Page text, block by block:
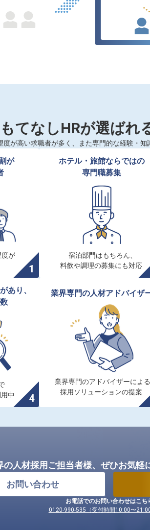
てなしHRが選ばれ
が高い求職者が多く、また専門的な経験・知
が
が
ホテル・旅館ならではの
専門職募集
宿泊部門はもちろん、
料飲や調理の募集にも対応
あり、
中
業界専門の人材アドバイザ
業界専門のアドバイザーによる
採用ソリューションの提案
の人材採用ご担当者様、 ぜひお気軽
お問い合わせ
お電話でのお問い合わせはこち
0120-990-535（受付時間10:00〜21:00